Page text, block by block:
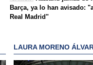
Barça, ya lo han avisado:
Real Madrid"
LAURA MORENO